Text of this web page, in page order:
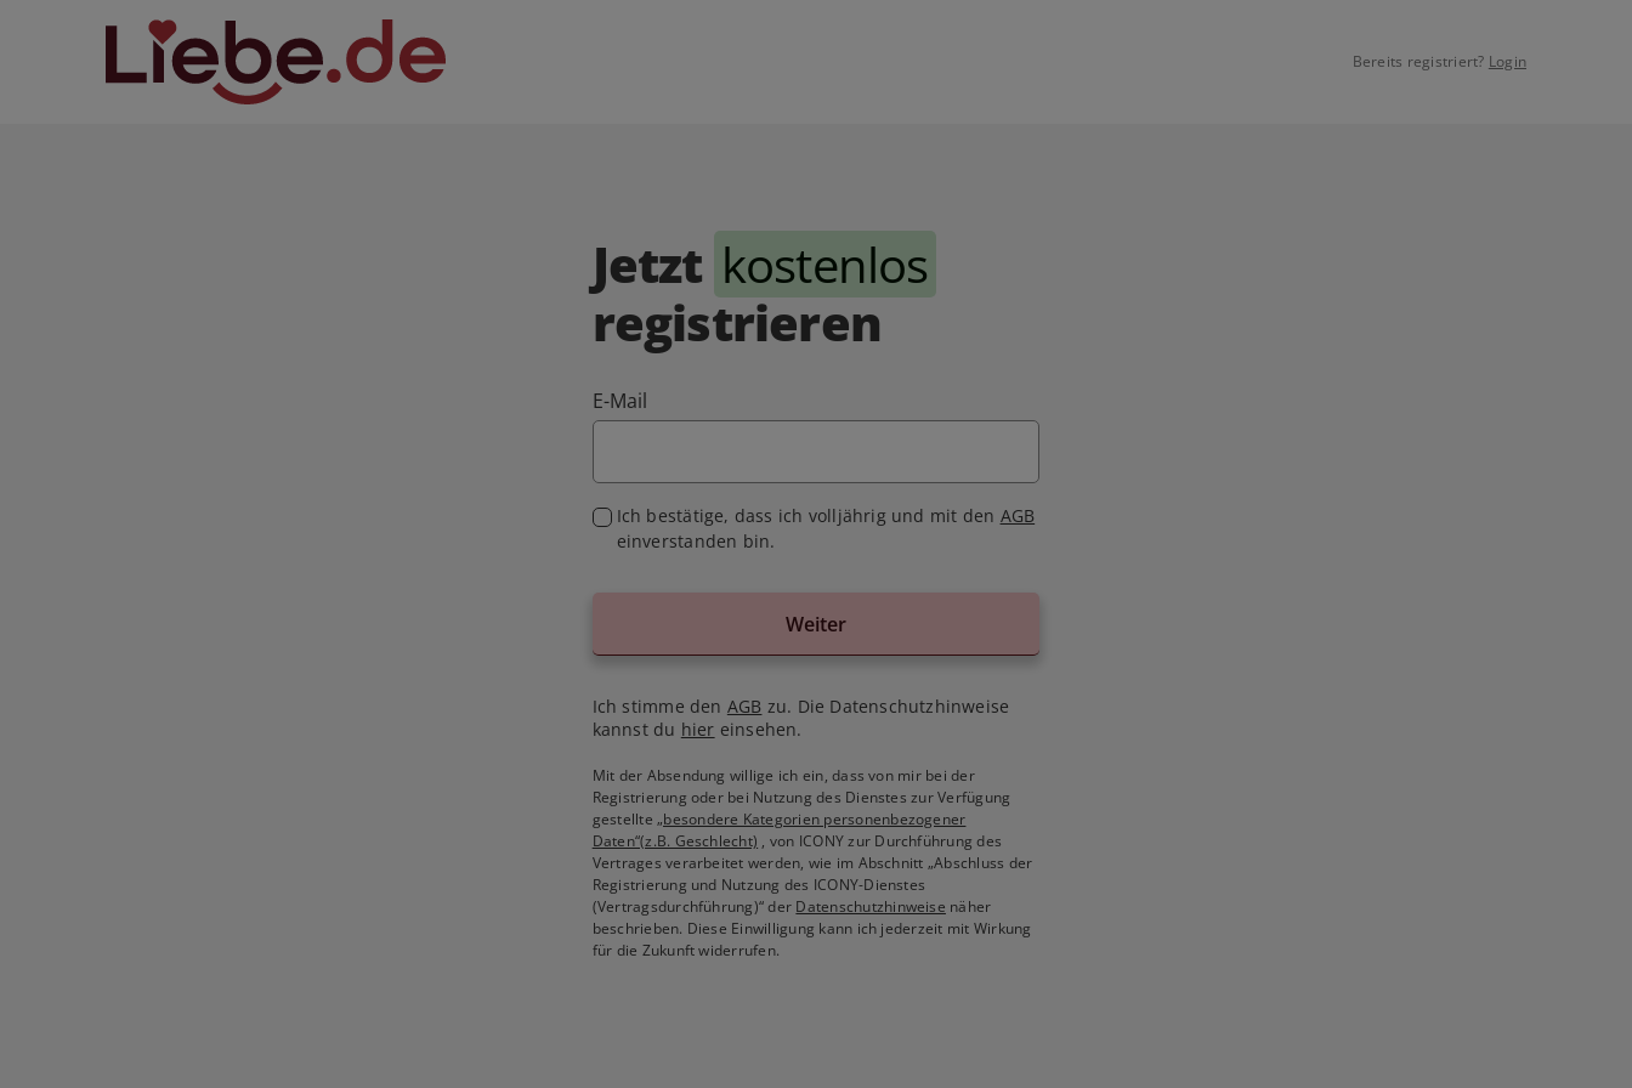
Bereits registriert? Login
Jetzt kostenlos
registrieren
E-Mail
Ich bestätige, dass ich volljährig und mit den AGB
einverstanden bin.
Weiter
Ich stimme den AGB zu. Die Datenschutzhinweise
kannst du hier einsehen.
Mit der Absendung willige ich ein, dass von mir bei der
Registrierung oder bei Nutzung des Dienstes zur Verfügung
gestellte„besondere Kategorien personenbezogener
Daten“(z.B. Geschlecht) , von ICONY zur Durchführung des
Vertrages verarbeitet werden, wie im Abschnitt „Abschluss der
Registrierung und Nutzung des ICONY-Dienstes
(Vertragsdurchführung)“ der Datenschutzhinweise näher
beschrieben. Diese Einwilligung kann ich jederzeit mit Wirkung
für die Zukunft widerrufen.